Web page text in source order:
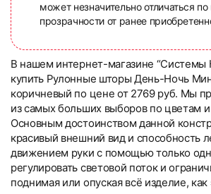
может незначительно отличаться по
прозрачности от ранее
В нашем интернет-магазине “Системы
купить Рулонные шторы День-Ночь
коричневый по цене от 2769 руб. Мы
из самых больших выборов по цветам и
Основным достоинством данной
красивый внешний вид и способность
движением руки с помощью только
регулировать световой поток и
поднимая или опуская всё изделие, как